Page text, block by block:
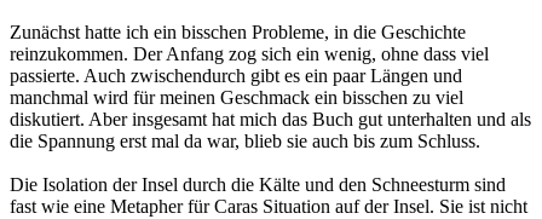
Zunächst hatte ich ein bisschen Probleme, in die Geschichte
reinzukommen. Der Anfang zog sich ein wenig, ohne dass viel
passierte. Auch zwischendurch gibt es ein paar Längen und
manchmal wird für meinen Geschmack ein bisschen zu viel
diskutiert. Aber insgesamt hat mich das Buch gut unterhalten und als
die Spannung erst mal da war, blieb sie auch bis zum Schluss.
Die Isolation der Insel durch die Kälte und den Schneesturm sind
fast wie eine Metapher für Caras Situation auf der Insel. Sie ist nicht